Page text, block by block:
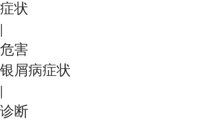
症状
|
危害
银屑病症状
|
诊断